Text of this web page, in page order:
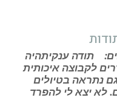
2025 כותבים: תודה ענקיתהיה
לקבוצה איכותית
נתראה בטיולים
לא יצא לי להפרד